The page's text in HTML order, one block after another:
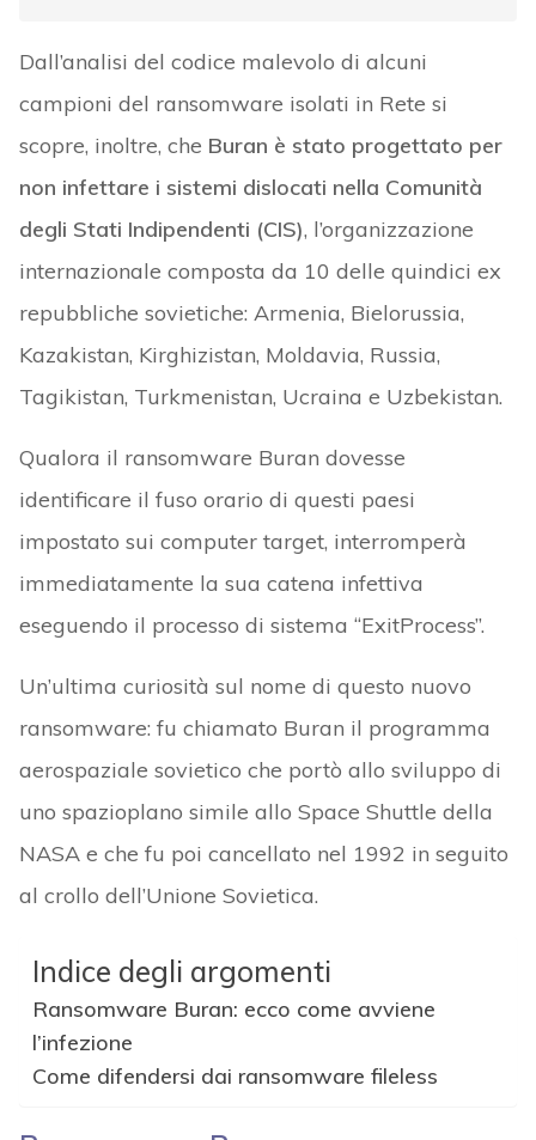
Dall’analisi del codice malevolo di alcuni
campioni del ransomware isolati in Rete si
scopre, inoltre, che Buran è stato progettato per
non infettare i sistemi dislocati nella Comunità
degli Stati Indipendenti (CIS), l’organizzazione
internazionale composta da 10 delle quindici ex
repubbliche sovietiche: Armenia, Bielorussia,
Kazakistan, Kirghizistan, Moldavia, Russia,
Tagikistan, Turkmenistan, Ucraina e Uzbekistan.
Qualora il ransomware Buran dovesse
identificare il fuso orario di questi paesi
impostato sui computer target, interromperà
immediatamente la sua catena infettiva
eseguendo il processo di sistema “ExitProcess”.
Un’ultima curiosità sul nome di questo nuovo
ransomware: fu chiamato Buran il programma
aerospaziale sovietico che portò allo sviluppo di
uno spazioplano simile allo Space Shuttle della
NASA e che fu poi cancellato nel 1992 in seguito
al crollo dell’Unione Sovietica.
Indice degli argomenti
Ransomware Buran: ecco come avviene
l’infezione
Come difendersi dai ransomware fileless